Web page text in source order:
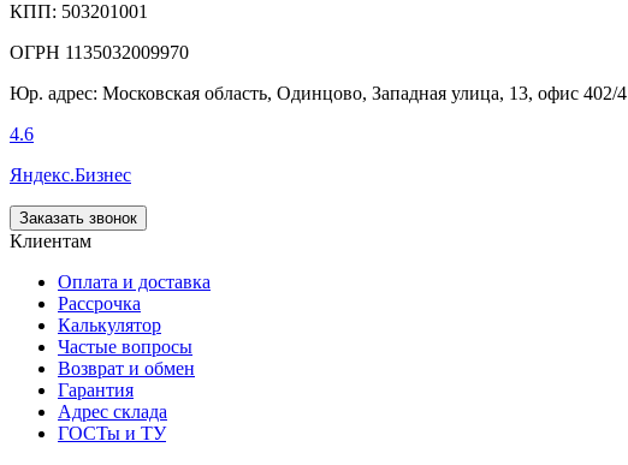
КПП: 503201001
ОГРН 1135032009970
Юр. адрес: Московская область, Одинцово, Западная улица, 13, офис 402/4
4.6
Яндекс.Бизнес
Заказать звонок
Клиентам
Оплата и доставка
Рассрочка
Калькулятор
Частые вопросы
Возврат и обмен
Гарантия
Адрес склада
ГОСТы и ТУ